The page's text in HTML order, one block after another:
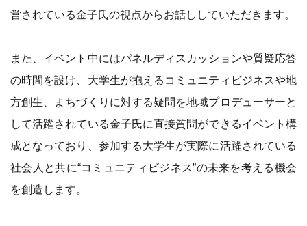
営されている金子氏の視点からお話ししていただきます。
また、イベント中にはパネルディスカッションや質疑応答
の時間を設け、大学生が抱えるコミュニティビジネスや地
方創生、まちづくりに対する疑問を地域プロデューサーと
して活躍されている金子氏に直接質問ができるイベント構
成となっており、参加する大学生が実際に活躍されている
社会人と共に“コミュニティビジネス”の未来を考える機会
を創造します。